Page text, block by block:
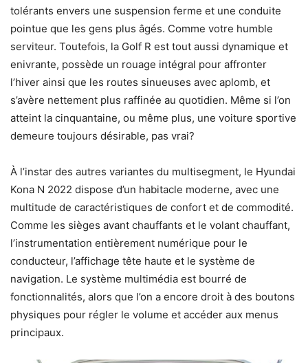
tolérants envers une suspension ferme et une conduite
pointue que les gens plus âgés. Comme votre humble
serviteur. Toutefois, la Golf R est tout aussi dynamique et
enivrante, possède un rouage intégral pour affronter
l’hiver ainsi que les routes sinueuses avec aplomb, et
s’avère nettement plus raffinée au quotidien. Même si l’on
atteint la cinquantaine, ou même plus, une voiture sportive
demeure toujours désirable, pas vrai?
À l’instar des autres variantes du multisegment, le Hyundai
Kona N 2022 dispose d’un habitacle moderne, avec une
multitude de caractéristiques de confort et de commodité.
Comme les sièges avant chauffants et le volant chauffant,
l’instrumentation entièrement numérique pour le
conducteur, l’affichage tête haute et le système de
navigation. Le système multimédia est bourré de
fonctionnalités, alors que l’on a encore droit à des boutons
physiques pour régler le volume et accéder aux menus
principaux.